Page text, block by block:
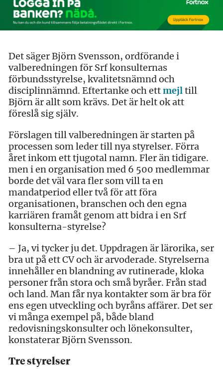
Det säger Björn Svensson, ordförande i
valberedningen för Srf konsulternas
förbundsstyrelse, kvalitetsnämnd och
disciplinnämnd. Eftertanke och ettmejltill
Björn är allt som krävs. Det är helt ok att
föreslå sig själv.
Förslagen till valberedningen är starten på
processen som leder till nya styrelser. Förra
året inkom ett tjugotal namn. Fler än tidigare.
men i en organisation med 6 500 medlemmar
borde det väl vara fler som vill ta en
mandatperiod eller två för att föra
organisationen, branschen och den egna
karriären framåt genom att bidra i en Srf
konsulterna-styrelse?
– Ja, vi tycker ju det. Uppdragen är lärorika, ser
bra ut på ett CV och är arvoderade. Styrelserna
innehåller en blandning av rutinerade, kloka
personer från stora och små byråer. Från stad
och land. Man får nya kontakter som är bra för
ens egen utveckling och byråns affärer. Det ser
vi många exempel på, både bland
redovisningskonsulter och lönekonsulter,
konstaterar Björn Svensson.
Tre styrelser